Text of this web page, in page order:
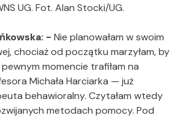
UG. Fot. Alan Stocki/UG.
- Nie planowałam w swoim
chociaż od początku marzyłam, by
momencie trafiłam na
Michała Harciarka — już
behawioralny. Czytałam wtedy
metodach pomocy. Pod